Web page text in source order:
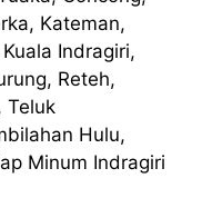
Kateman,
Indragiri,
Reteh,
Teluk
Hulu,
Minum Indragiri